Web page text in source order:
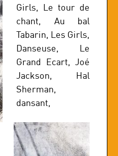
Girls, Le tour de
chant, Au bal
Tabarin, Les Girls,
Danseuse, Le
Grand Ecart, Joé
Jackson, Hal
Sherman,
dansant,